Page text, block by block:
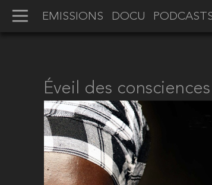
EMISSIONS DOCU
Éveil des consciences